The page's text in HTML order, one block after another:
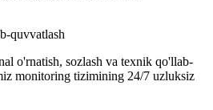
quvvatlash
o'rnatish, sozlash va texnik qo'llab-
monitoring tizimining 24/7 uzluksiz